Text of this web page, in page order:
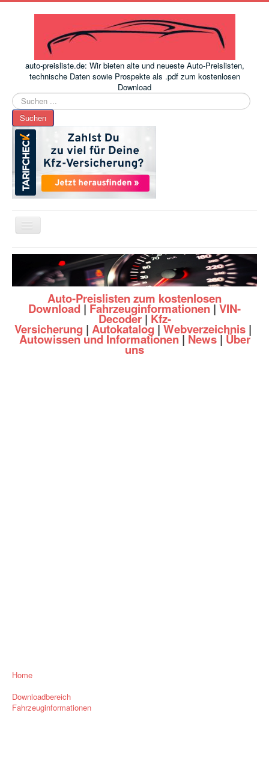
auto-preisliste.de: Wir bieten alte und neueste Auto-Preislisten,
technische Daten sowie Prospekte als .pdf zum kostenlosen
Download
Suchen
...
Suchen
Toggle
Navigation
www.auto-preisliste.de-Auto – Neupreis ermitteln einfach
Auto-Preislisten zum kostenlosen
Download | Fahrzeuginformationen | VIN-
Decoder| Kfz-
Versicherung | Autokatalog | Webverzeichnis |
Autowissen und Informationen| News| Über
uns
Home
Downloadbereich
Fahrzeuginformationen